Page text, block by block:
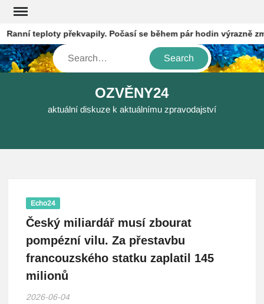
Skip
content
teploty překvapily. Počasí se během pár hodin výrazně změní
Search
OZVĚNY24
aktuální diskuze k aktuálnímu zpravodajství
Echo24
Český miliardář musí zbourat
pompézní vilu. Za přestavbu
francouzského statku zaplatil 145
milionů
2026-06-04